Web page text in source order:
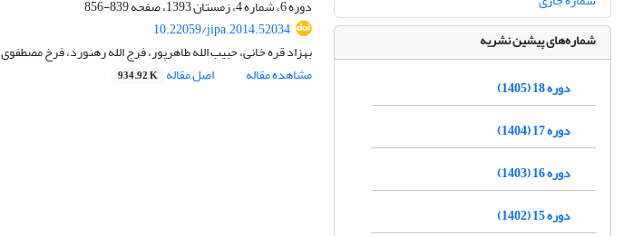
دوره 6، شماره 4، زمستان 1393، صفحه
839-856
10.22059/jipa.2014.52034
بهزاد قره خانی، حبیب الله طاهرپور، فرج الله رهنورد، فرخ مصطفوی
مشاهده مقاله
اصل مقاله 934.92 K
شماره‌های پیشین نشریه
دوره 18 (1405)
دوره 17 (1404)
دوره 16 (1403)
دوره 15 (1402)